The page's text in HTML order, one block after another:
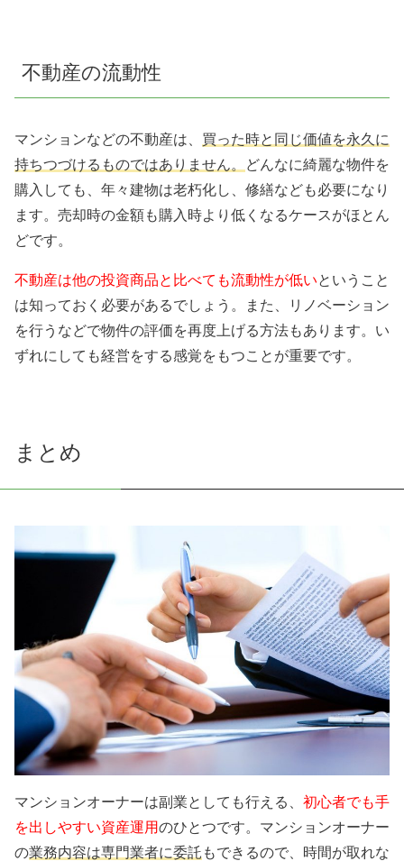
不動産の流動性
マンションなどの不動産は、 買った時と同じ価値を永久に
持ちつづけるものではありません。
どんなに綺麗な物件を
購入しても、年々建物は老朽化し、修繕なども必要になり
ます。売却時の金額も購入時より低くなるケースがほとん
どです。
不動産は他の投資商品と比べても流動性が低いということ
は知っておく必要があるでしょう。また、リノベーション
を行うなどで物件の評価を再度上げる方法もあります。い
ずれにしても経営をする感覚をもつことが重要です。
まとめ
マンションオーナーは副業としても行える、 初心者でも手
を出しやすい資産運用のひとつです。マンションオーナー
の業務内容は専門業者に委託 もできるので、時間が取れな